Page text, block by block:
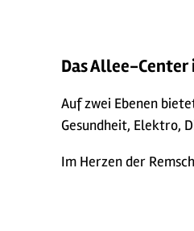
Das Allee-
Auf zwei Ebenen
Gesundheit, Elektro,
Im Herzen der